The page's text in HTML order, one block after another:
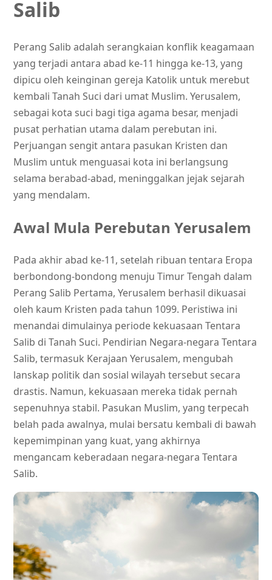
Salib
Perang Salib adalah serangkaian konflik keagamaan
yang terjadi antara abad ke-11 hingga ke-13, yang
dipicu oleh keinginan gereja Katolik untuk merebut
kembali Tanah Suci dari umat Muslim. Yerusalem,
sebagai kota suci bagi tiga agama besar, menjadi
pusat perhatian utama dalam perebutan ini.
Perjuangan sengit antara pasukan Kristen dan
Muslim untuk menguasai kota ini berlangsung
selama berabad-abad, meninggalkan jejak sejarah
yang mendalam.
Awal Mula Perebutan Yerusalem
Pada akhir abad ke-11, setelah ribuan tentara Eropa
berbondong-bondong menuju Timur Tengah dalam
Perang Salib Pertama, Yerusalem berhasil dikuasai
oleh kaum Kristen pada tahun 1099. Peristiwa ini
menandai dimulainya periode kekuasaan Tentara
Salib di Tanah Suci. Pendirian Negara-negara Tentara
Salib, termasuk Kerajaan Yerusalem, mengubah
lanskap politik dan sosial wilayah tersebut secara
drastis. Namun, kekuasaan mereka tidak pernah
sepenuhnya stabil. Pasukan Muslim, yang terpecah
belah pada awalnya, mulai bersatu kembali di bawah
kepemimpinan yang kuat, yang akhirnya
mengancam keberadaan negara-negara Tentara
Salib.